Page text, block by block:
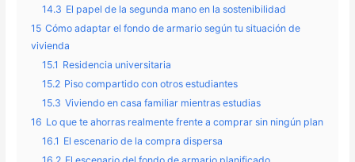
14.3 El papel de la segunda mano en la sostenibilidad
15 Cómo adaptar el fondo de armario según tu situación de
vivienda
15.1 Residencia universitaria
15.2 Piso compartido con otros estudiantes
15.3 Viviendo en casa familiar mientras estudias
16 Lo que te ahorras realmente frente a comprar sin ningún plan
16.1 El escenario de la compra dispersa